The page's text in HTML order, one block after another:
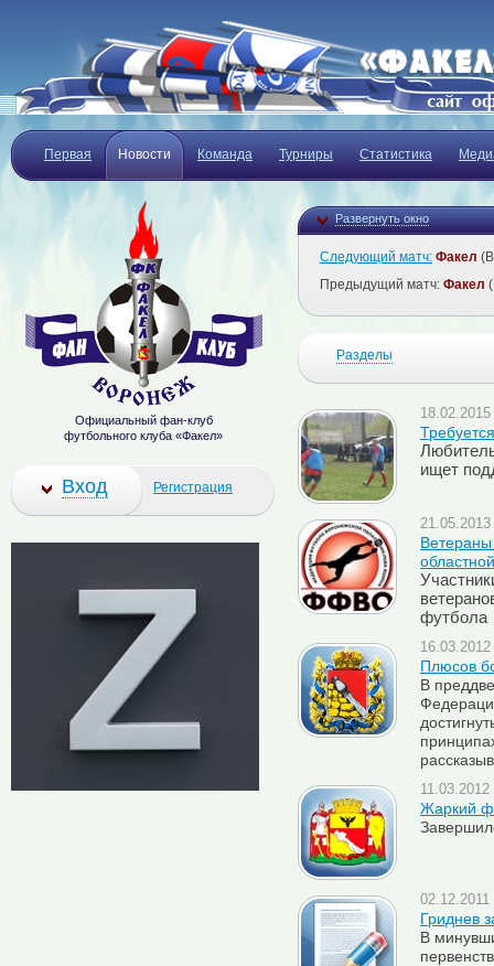
Первая Новости Команда Турниры Статистика
Развернуть окно
Следующий матч: Факел
Предыдущий матч: Факел
Разделы
ищет
футбола
Плюсов
В
Жаркий
Гриднев
В
Официальный фан-клуб
футбольного клуба «Факел»
Вход Регистрация